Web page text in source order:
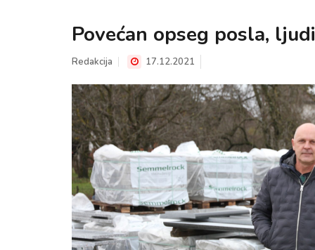
Povećan opseg posla,
Redakcija 17.12.2021